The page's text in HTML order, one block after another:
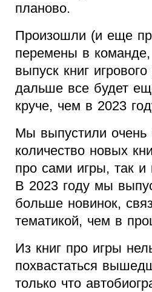
планово.
Произошли (и еще
перемены в
выпуск книг
дальше все будет
круче, чем в 2023
Мы выпустили очень
количество новых
про сами игры, так и
В 2023 году мы
больше новинок,
тематикой, чем в
Из книг про игры
похвастаться
только что